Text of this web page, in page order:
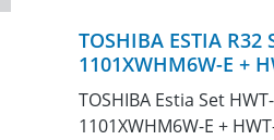
TOSHIBA ESTIA R32
1101XWHM6W-E +
1101HRW-E
TOSHIBA Estia Set HWT-
1101XWHM6W-E +